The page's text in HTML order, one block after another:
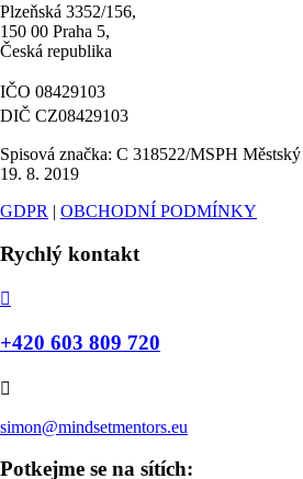
Plzeňská 3352/156,
150 00 Praha 5,
Česká republika
IČO 08429103
DIČ CZ08429103
Spisová značka: C 318522/MSPH
19. 8. 2019
GDPR | OBCHODNÍ PODMÍNKY
Rychlý kontakt

+420 603 809 720

simon@mindsetmentors.eu
Potkejme se na sítích: